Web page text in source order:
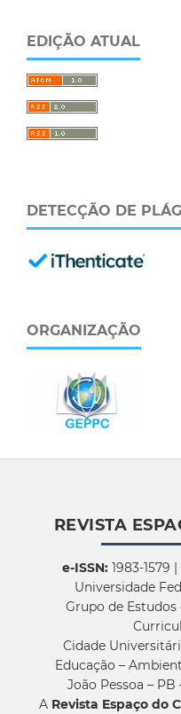
EDIÇÃO ATUAL
DETECÇÃO DE
ORGANIZAÇÃO
REVISTA
e-ISSN:1983-1579 |
Universidade
Grupo de
Cidade
Educação –
João Pessoa – PB
A Revista Espaço do